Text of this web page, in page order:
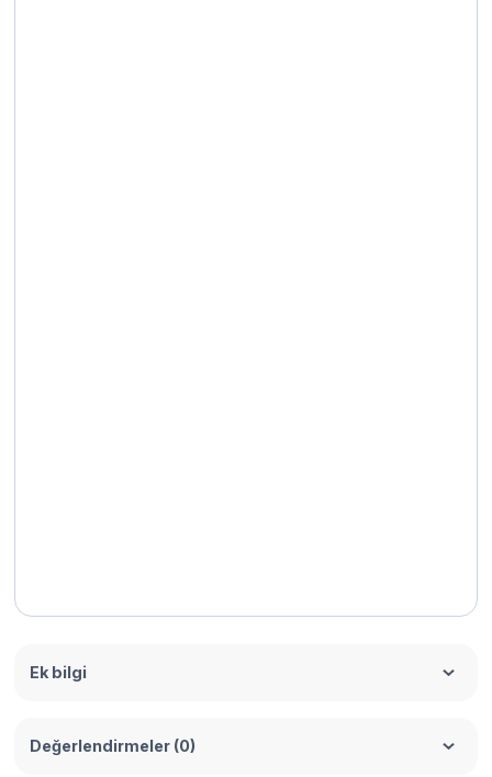
Ek bilgi
Değerlendirmeler (0)